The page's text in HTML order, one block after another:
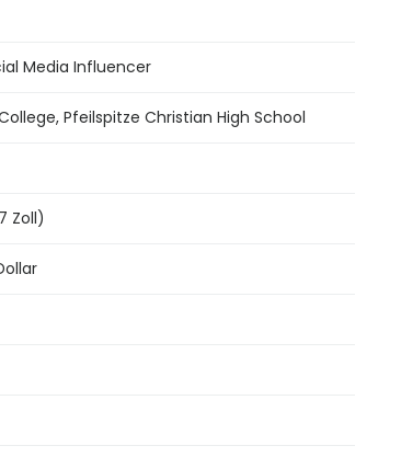
Media Influencer
Pfeilspitze Christian High School
Zoll)